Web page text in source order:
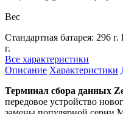
Вес
Стандартная батарея: 296
г.
Все характеристики
Описание Характеристики
Терминал сбора данных
передовое устройство